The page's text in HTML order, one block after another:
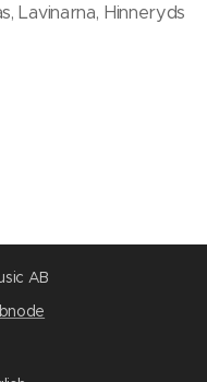
Lavinarna, Hinneryds
AB